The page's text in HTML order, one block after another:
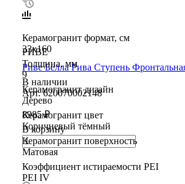
Керамогранит формат, см
33х160
Толщина, мм
9
Керамогранит дизайн
Дерево
Керамогранит цвет
Коричневый тёмный
Керамогранит поверхность
Матовая
Коэффициент истираемости PEI
PEI IV
РИВЕ
Риве Белла Рива Ступень
В наличии
Арт.620070002148
8985 ₽
В корзину